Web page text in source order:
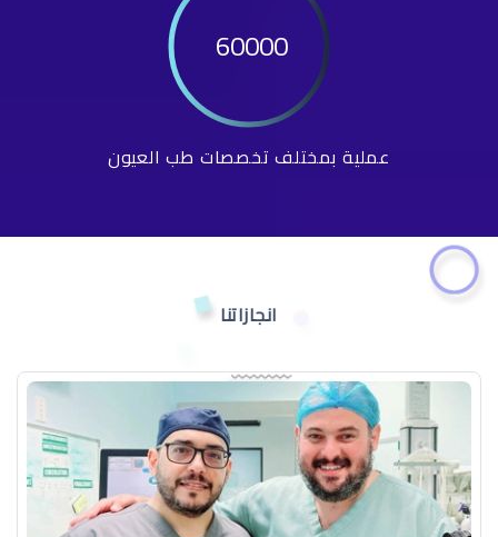
60000
عملية بمختلف تخصصات طب العيون
انجازاتنا